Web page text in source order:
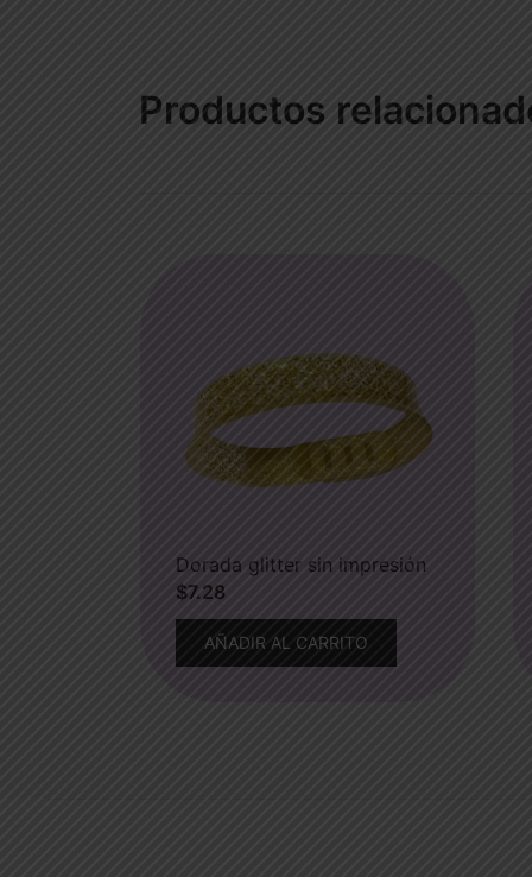
Productos
Dorada glitter sin impresión
$7.28
AÑADIR AL CARRITO